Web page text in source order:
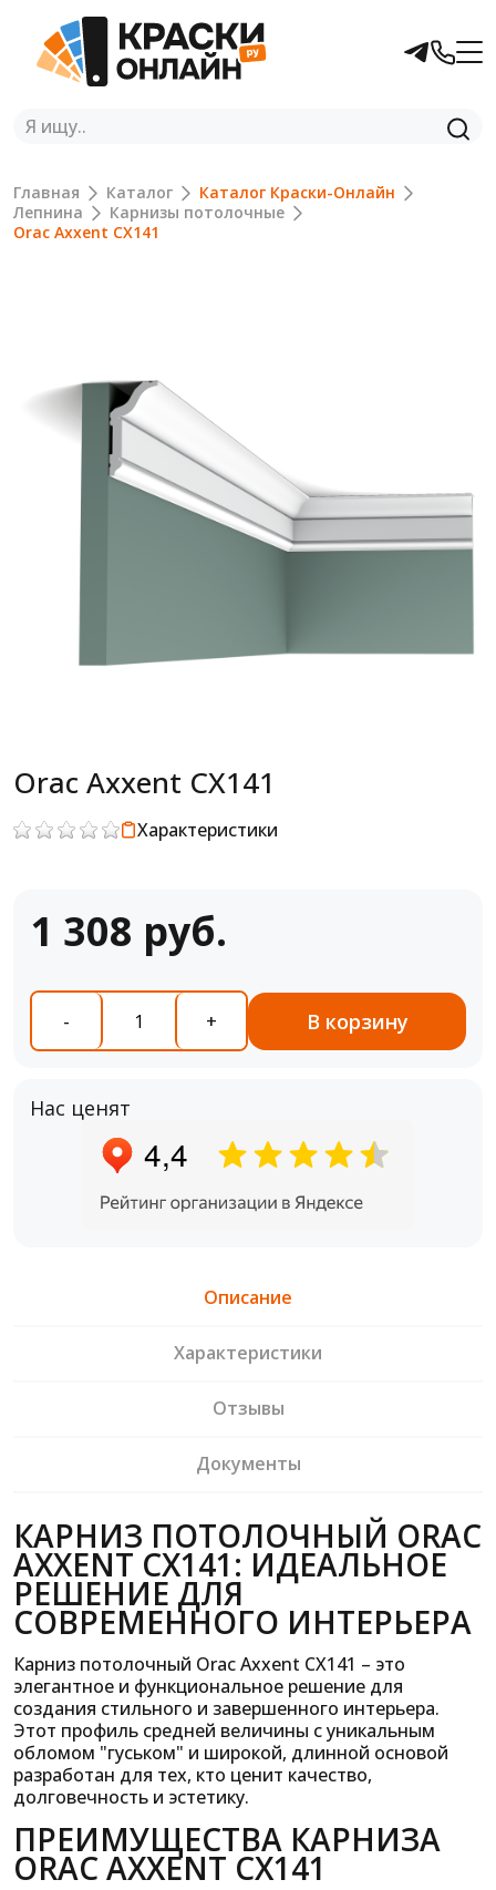
Главная Каталог
Каталог Краски-Онлайн
Лепнина
Карнизы потолочные
Orac Axxent CX141
Orac Axxent CX141
Характеристики
1 308 руб.
- + В корзину
Нас ценят
Описание
Характеристики
Отзывы
Документы
КАРНИЗ ПОТОЛОЧНЫЙ ORAC
AXXENT CX141: ИДЕАЛЬНОЕ
РЕШЕНИЕ ДЛЯ
СОВРЕМЕННОГО ИНТЕРЬЕРА
Карниз потолочный Orac Axxent CX141 – это
элегантное и функциональное решение для
создания стильного и завершенного интерьера.
Этот профиль средней величины с уникальным
обломом "гуськом" и широкой, длинной основой
разработан для тех, кто ценит качество,
долговечность и эстетику.
ПРЕИМУЩЕСТВА КАРНИЗА
ORAC AXXENT CX141